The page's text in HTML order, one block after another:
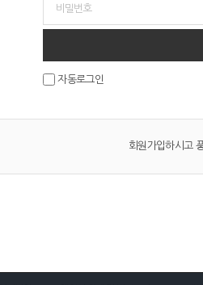
자동로그인
회원가입하시고